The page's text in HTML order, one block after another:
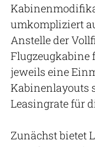
umkompliziert
Anstelle der
Flugzeugkabine
jeweils eine
Kabinenlayouts
Leasingrate für
Zunächst bietet